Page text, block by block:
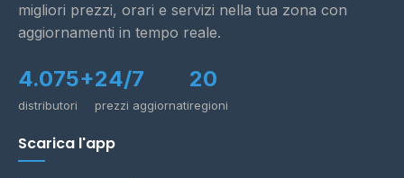
migliori prezzi, orari e servizi nella tua zona con
aggiornamenti in tempo reale.
4.075+
distributori
24/7
prezzi aggiornati
20
regioni
Scarica l'app